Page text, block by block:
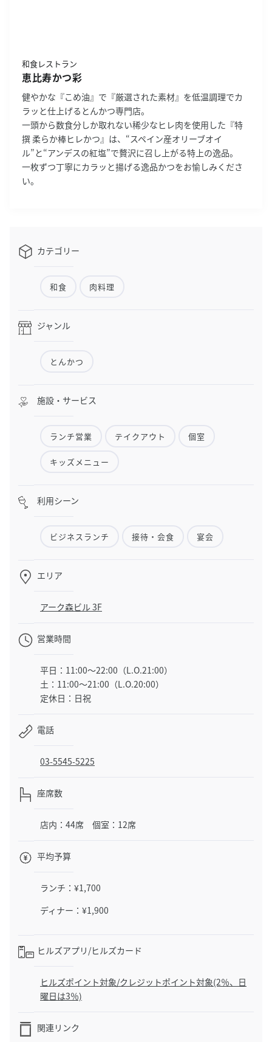
和食レストラン
恵比寿かつ彩
健やかな『こめ油』で『厳選された素材』を低温調理でカ
ラッと仕上げるとんかつ専門店。
一頭から数食分しか取れない稀少なヒレ肉を使用した『特
撰 柔らか棒ヒレかつ』は、“スペイン産オリーブオイ
ル”と“アンデスの紅塩”で贅沢に召し上がる特上の逸品。
一枚ずつ丁寧にカラッと揚げる逸品かつをお愉しみくださ
い。
カテゴリー
和食 肉料理
ジャンル
とんかつ
施設・サービス
ランチ営業 テイクアウト 個室
キッズメニュー
利用シーン
ビジネスランチ 接待・会食 宴会
エリア
アーク森ビル 3F
営業時間
平日：11:00～22:00（L.O.21:00）
土：11:00〜21:00（L.O.20:00）
定休日：日祝
電話
03-5545-5225
座席数
店内：44席 個室：12席
平均予算
ランチ：¥1,700
ディナー：¥1,900
ヒルズアプリ/ヒルズカード
ヒルズポイント対象/クレジットポイント対象(2％、日
曜日は3％)
関連リンク